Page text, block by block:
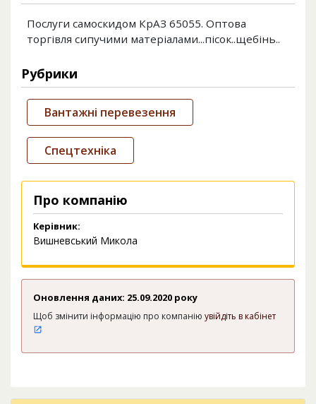
Послуги самоскидом КрАЗ 65055. Оптова
торгівля сипучими матеріалами...пісок..щебінь..
Рубрики
Вантажні перевезення
Спецтехніка
Про компанію
Керівник:
Вишневський Микола
Оновлення даних: 25.09.2020 року
Щоб змінити інформацію про компанію увійдіть в кабінет